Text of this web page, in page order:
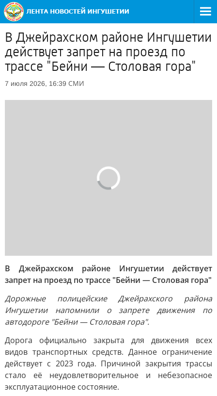
В Джейрахском районе Ингушетии
действует запрет на проезд по
трассе "Бейни — Столовая гора"
7 июля 2026, 16:39 СМИ
В Джейрахском районе Ингушетии действует
запрет на проезд по трассе "Бейни — Столовая гора"
Дорожные полицейские Джейрахского района
Ингушетии напомнили о запрете движения по
автодороге "Бейни — Столовая гора".
Дорога официально закрыта для движения всех
видов транспортных средств. Данное ограничение
действует с 2023 года. Причиной закрытия трассы
стало её неудовлетворительное и небезопасное
эксплуатационное состояние.